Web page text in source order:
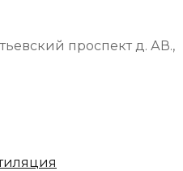
проспект д. АВ.,